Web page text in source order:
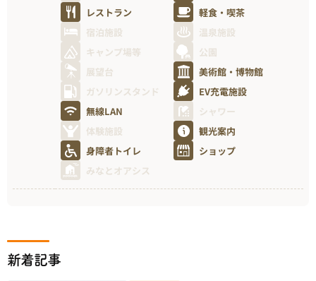
レストラン
軽食・喫茶
宿泊施設
温泉施設
キャンプ場等
公園
展望台
美術館・博物館
ガソリンスタンド
EV充電施設
無線LAN
シャワー
体験施設
観光案内
身障者トイレ
ショップ
みなとオアシス
新着記事